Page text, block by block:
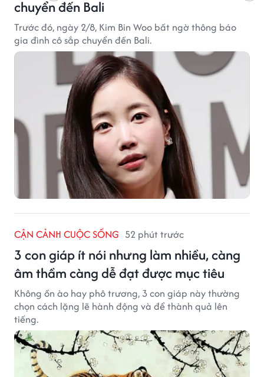
chuyển đến Bali
Trước đó, ngày 2/8, Kim Bin Woo bất ngờ thông báo
gia đình cô sắp chuyển đến Bali.
CẬN CẢNH CUỘC SỐNG 52 phút trước
3 con giáp ít nói nhưng làm nhiều, càng
âm thầm càng dễ đạt được mục tiêu
Không ồn ào hay phô trương, 3 con giáp này thường
chọn cách lặng lẽ hành động và để thành quả lên
tiếng.